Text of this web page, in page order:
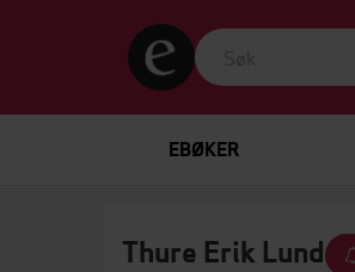
EBØKER
Thure Erik Lund